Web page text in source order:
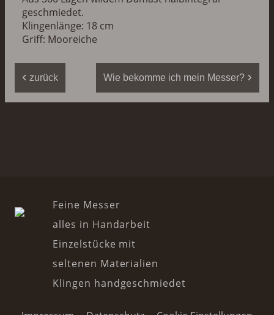
geschmiedet.
Klingenlänge: 18 cm
Griff: Mooreiche
‹ zurück Wie bekomme ich mein Messer? ›
Feine Messer
alles in Handarbeit
Einzelstücke mit
seltenen Materialien
Klingen handgeschmiedet